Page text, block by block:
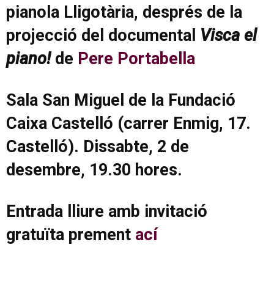
pianola Lligotària, després de la
projecció del documental Visca el
piano! de Pere Portabella
Sala San Miguel de la Fundació
Caixa Castelló (carrer Enmig, 17.
Castelló). Dissabte, 2 de
desembre, 19.30 hores.
Entrada lliure amb invitació
gratuïta prement ací